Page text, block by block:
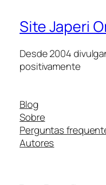
Site Japeri
Desde 2004
positivamente
Blog
Sobre
Perguntas
Autores